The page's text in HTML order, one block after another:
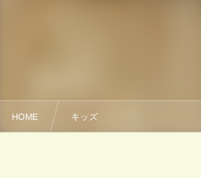
HOME キッズ